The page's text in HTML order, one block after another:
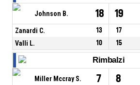
Johnson B. 18 19
Zanardi C. 13 17
Valli L.
10 15
Rimbalzi
Miller Mccray S. 7 8